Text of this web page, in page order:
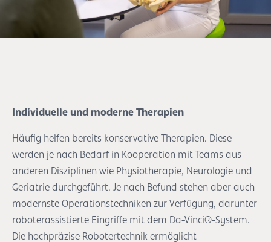
Individuelle und moderne Therapien
Häufig helfen bereits konservative Therapien. Diese
werden je nach Bedarf in Kooperation mit Teams aus
anderen Disziplinen wie Physiotherapie, Neurologie und
Geriatrie durchgeführt. Je nach Befund stehen aber auch
modernste Operationstechniken zur Verfügung, darunter
roboterassistierte Eingriffe mit dem Da-Vinci®-System.
Die hochpräzise Robotertechnik ermöglicht